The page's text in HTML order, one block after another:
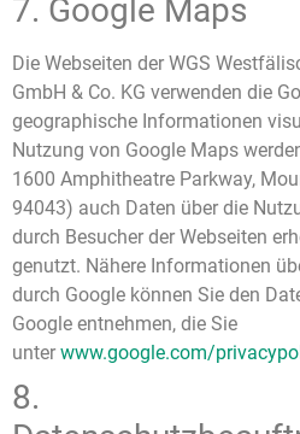
7. Google Maps
Die Webseiten der WGS
GmbH & Co. KG verwenden die
geographische Informationen
Nutzung von Google Maps
1600 Amphitheatre Parkway,
94043) auch Daten über die
durch Besucher der Webseiten
genutzt. Nähere Informationen
durch Google können Sie den
Google entnehmen, die Sie
unter www.google.com/
8.